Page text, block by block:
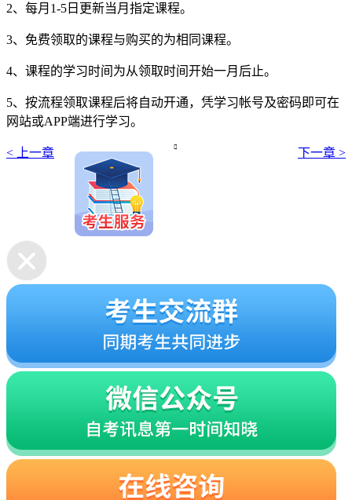
2、每月1-5日更新当月指定课程。
3、免费领取的课程与购买的为相同课程。
4、课程的学习时间为从领取时间开始一月后止。
5、按流程领取课程后将自动开通，凭学习帐号及密码即可在
网站或APP端进行学习。
< 上一章  下一章 >